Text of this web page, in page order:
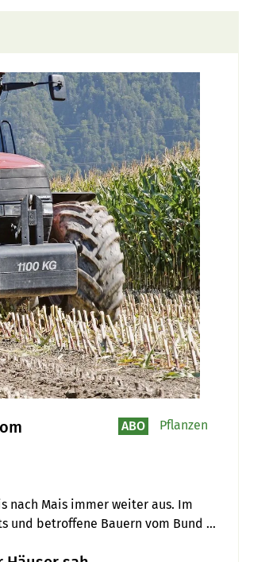
nach Mais immer weiter aus. Im
und betroffene Bauern vom Bund
ABO Pflanzen